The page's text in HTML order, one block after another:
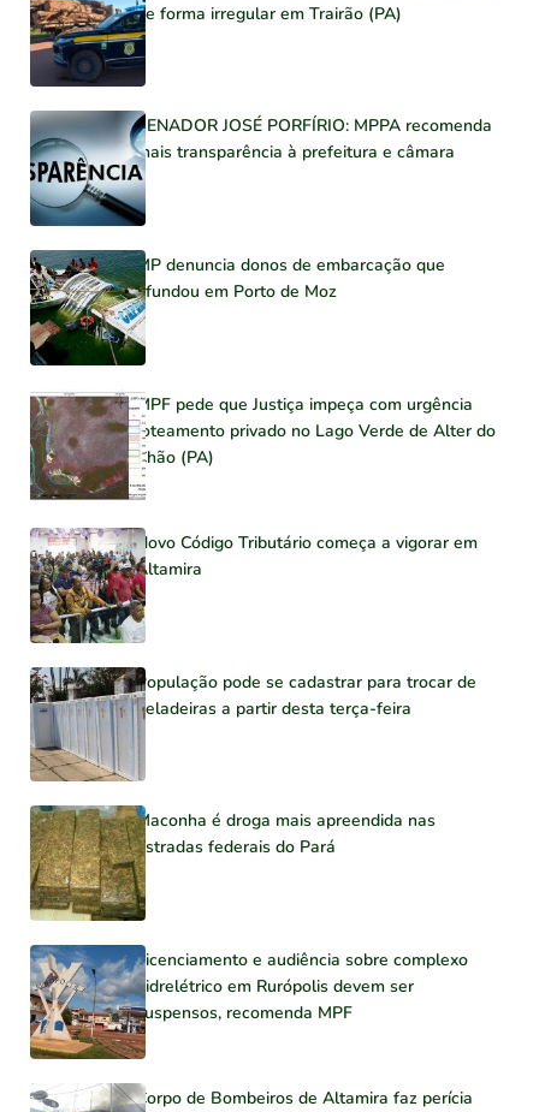
de forma irregular em Trairão (PA)
SENADOR JOSÉ PORFÍRIO: MPPA recomenda
mais transparência à prefeitura e câmara
MP denuncia donos de embarcação que
afundou em Porto de Moz
MPF pede que Justiça impeça com urgência
loteamento privado no Lago Verde de Alter do
Chão (PA)
Novo Código Tributário começa a vigorar em
Altamira
População pode se cadastrar para trocar de
geladeiras a partir desta terça-feira
Maconha é droga mais apreendida nas
estradas federais do Pará
Licenciamento e audiência sobre complexo
hidrelétrico em Rurópolis devem ser
suspensos, recomenda MPF
Corpo de Bombeiros de Altamira faz perícia